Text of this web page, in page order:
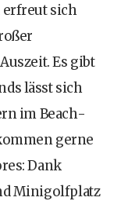
erfreut sich
Es gibt
lässt sich
im Beach-
gerne
Dank
Minigolfplatz